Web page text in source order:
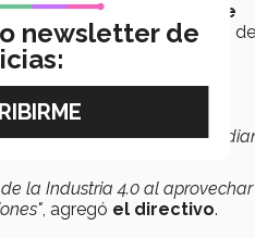
y analizar datos de
Ciudad de México a través
paradesarrollar y aplicar
de sus profesores y
la Industria 4.0 al
, agregó el directivo.
newsletter de